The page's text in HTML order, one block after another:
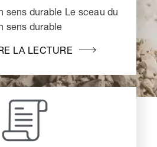
sens durable Le sceau du
sens durable
LA LECTURE